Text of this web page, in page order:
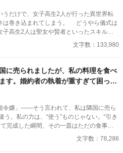
始まる三人が、偽りの奇跡を暴き、奪われ
戻す！
だけで、女子高生2人が行った異世界転
まれてしまう。 どうやら儀式は
子高生2人は聖女や賢者といったスキルを
略して完璧な料理が作れる凄いスキルだ
ながら過ごしていた。 そうしてい
と言われて城から追い出されたけど――こ
を満喫するしかないでしょう。
文字数：133,980
に売られましたが、私の料理を食べ
す。婚約者の執着が重すぎて困って
令嬢」――そう言われて、私は隣国に売ら
う。私の力は、“使う”ものじゃない。“引き
完成した瞬間、その一皿はただの食事じ
けれど一口で、兵士は別人のように強く
文字数：78,286